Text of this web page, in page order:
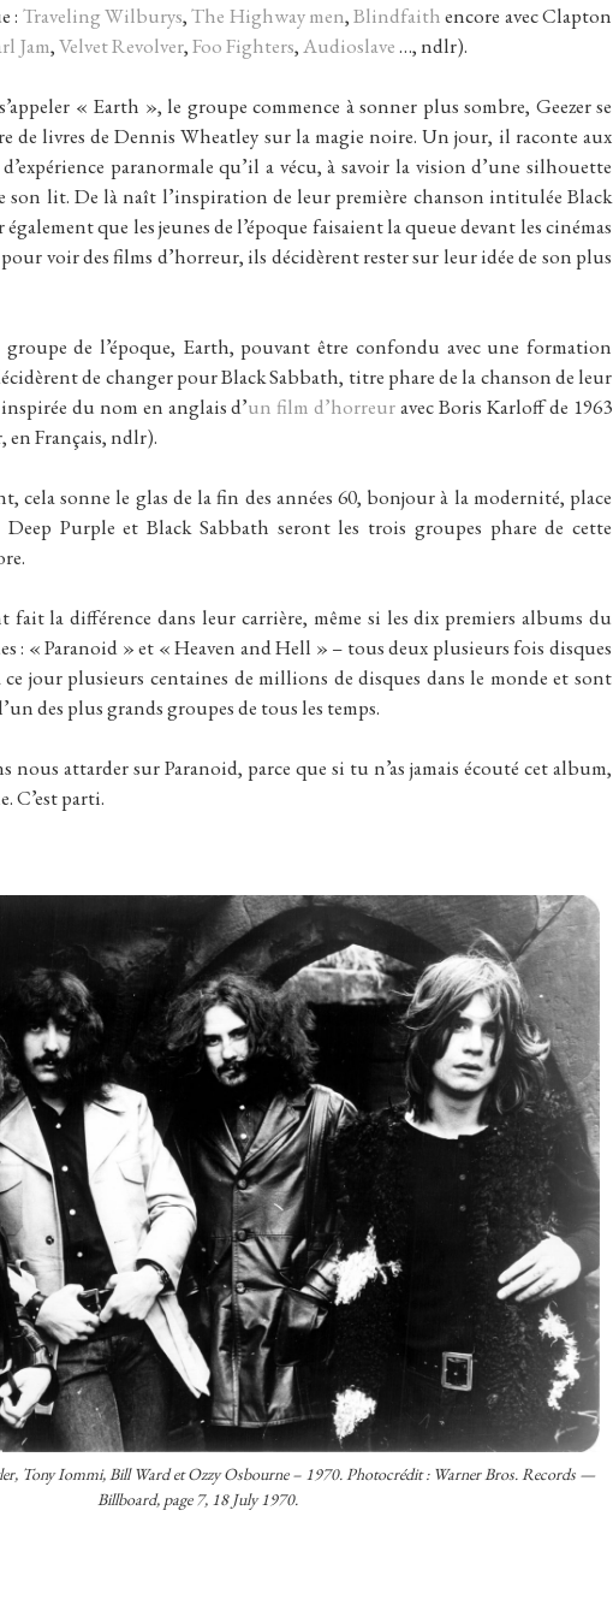
: Traveling Wilburys,The Highway men,Blindfaithencore avec Clapton
Jam,Velvet Revolver,Foo Fighters,Audioslave…, ndlr).
« Earth », le groupe commence à sonner plus sombre, Geezer se
de livres de Dennis Wheatley sur la magie noire. Un jour, il raconte aux
paranormale qu’il a vécu, à savoir la vision d’une silhouette
son lit. De là naît l’inspiration de leur première chanson intitulée Black
que les jeunes de l’époque faisaient la queue devant les cinémas
voir des films d’horreur, ils décidèrent rester sur leur idée de son plus
de l’époque, Earth, pouvant être confondu avec une formation
de changer pour Black Sabbath, titre phare de la chanson de leur
du nom en anglais d’un film d’horreuravec Boris Karloff de 1963
en Français, ndlr).
cela sonne le glas de la fin des années 60, bonjour à la modernité, place
Deep Purple et Black Sabbath seront les trois groupes phare de cette
la différence dans leur carrière, même si les dix premiers albums du
: « Paranoid » et « Heaven and Hell » – tous deux plusieurs fois disques
jour plusieurs centaines de millions de disques dans le monde et sont
des plus grands groupes de tous les temps.
attarder sur Paranoid, parce que si tu n’as jamais écouté cet album,
C’est parti.
Tony Iommi, Bill Ward et Ozzy Osbourne – 1970. Photocrédit : Warner Bros. Records —
Billboard, page 7, 18 July 1970.